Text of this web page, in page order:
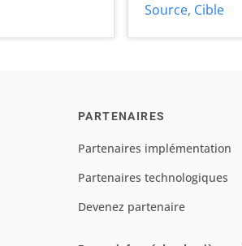
Source, Cible
PARTENAIRES
Partenaires implémentation
Partenaires technologiques
Devenez partenaire